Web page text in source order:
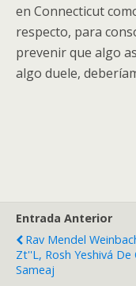
en Connecticut
respecto, para
prevenir que algo
algo duele,
Entrada Anterior
Rav Mendel
Zt''l, Rosh Yeshivá De
Sameaj